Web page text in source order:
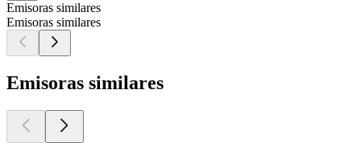
Emisoras similares
Emisoras similares
Emisoras similares